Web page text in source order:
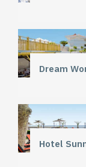
Dream
Hotel